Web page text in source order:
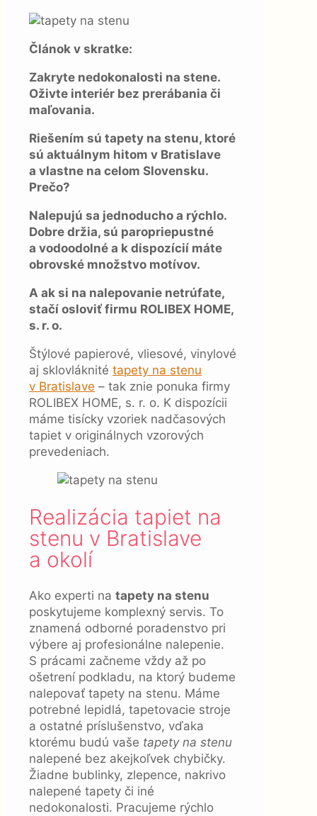
Článok v skratke:
Zakryte nedokonalosti na stene.
Oživte interiér bez prerábania či
maľovania.
Riešením sú tapety na stenu, ktoré
sú aktuálnym hitom v Bratislave
a vlastne na celom Slovensku.
Prečo?
Nalepujú sa jednoducho a rýchlo.
Dobre držia, sú paropriepustné
a vodoodolné a k dispozícií máte
obrovské množstvo motívov.
A ak si na nalepovanie netrúfate,
stačí osloviť firmu ROLIBEX HOME,
s. r. o.
Štýlové papierové, vliesové, vinylové
aj sklovláknité tapety na stenu
v Bratislave – tak znie ponuka firmy
ROLIBEX HOME, s. r. o. K dispozícii
máme tisícky vzoriek nadčasových
tapiet v originálnych vzorových
prevedeniach.
Realizácia tapiet na
stenu v Bratislave
a okolí
Ako experti na tapety na stenu
poskytujeme komplexný servis. To
znamená odborné poradenstvo pri
výbere aj profesionálne nalepenie.
S prácami začneme vždy až po
ošetrení podkladu, na ktorý budeme
nalepovať tapety na stenu. Máme
potrebné lepidlá, tapetovacie stroje
a ostatné príslušenstvo, vďaka
ktorému budú vaše tapety na stenu
nalepené bez akejkoľvek chybičky.
Žiadne bublinky, zlepence, nakrivo
nalepené tapety či iné
nedokonalosti. Pracujeme rýchlo